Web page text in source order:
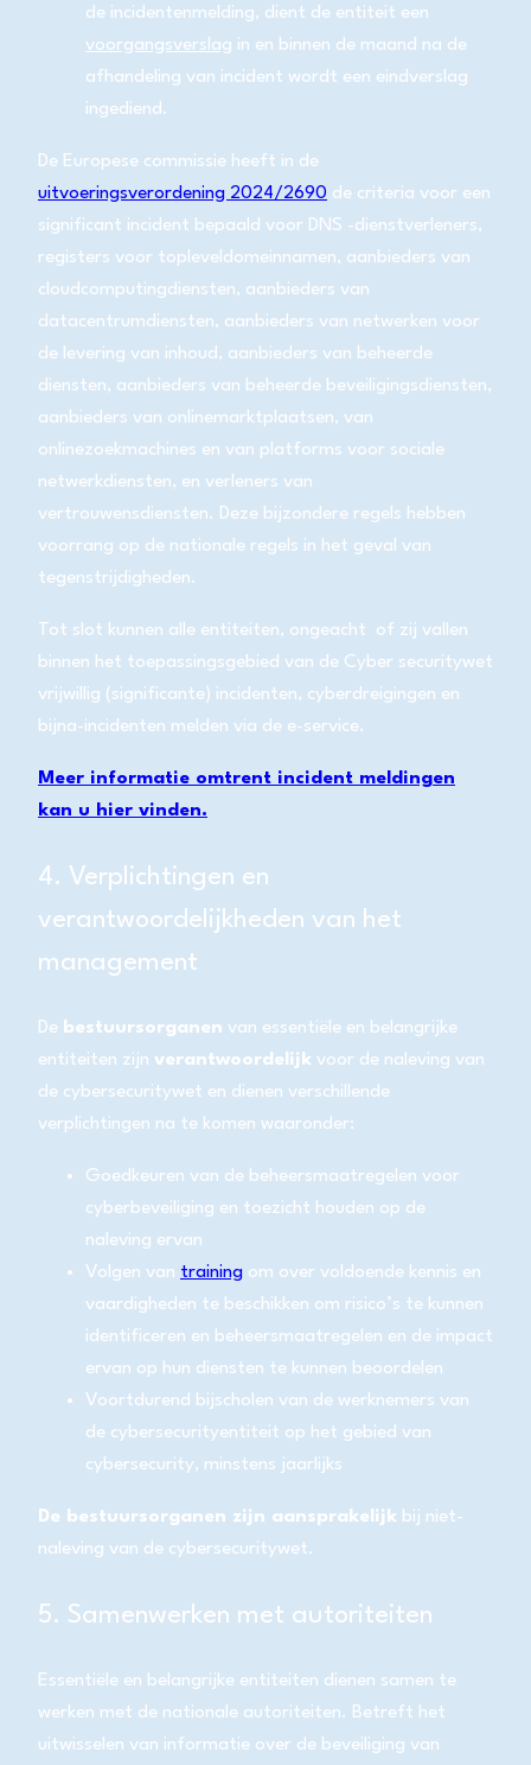
de incidentenmelding, dient de entiteit een
voorgangsverslag in en binnen de maand na de
afhandeling van incident wordt een eindverslag
ingediend.
De Europese commissie heeft in de
uitvoeringsverordening 2024/2690 de criteria voor een
significant incident bepaald voor DNS -dienstverleners,
registers voor topleveldomeinnamen, aanbieders van
cloudcomputingdiensten, aanbieders van
datacentrumdiensten, aanbieders van netwerken voor
de levering van inhoud, aanbieders van beheerde
diensten, aanbieders van beheerde beveiligingsdiensten,
aanbieders van onlinemarktplaatsen, van
onlinezoekmachines en van platforms voor sociale
netwerkdiensten, en verleners van
vertrouwensdiensten. Deze bijzondere regels hebben
voorrang op de nationale regels in het geval van
tegenstrijdigheden.
Tot slot kunnen alle entiteiten, ongeacht of zij vallen
binnen het toepassingsgebied van de Cyber securitywet
vrijwillig (significante) incidenten, cyberdreigingen en
bijna-incidenten melden via de e-service.
Meer informatie omtrent incident meldingen
kan u hier vinden.
4. Verplichtingen en
verantwoordelijkheden van het
management
De bestuursorganen van essentiële en belangrijke
entiteiten zijn verantwoordelijk voor de naleving van
de cybersecuritywet en dienen verschillende
verplichtingen na te komen waaronder:
Goedkeuren van de beheersmaatregelen voor
cyberbeveiliging en toezicht houden op de
naleving ervan
Volgen van training om over voldoende kennis en
vaardigheden te beschikken om risico’s te kunnen
identificeren en beheersmaatregelen en de impact
ervan op hun diensten te kunnen beoordelen
Voortdurend bijscholen van de werknemers van
de cybersecurityentiteit op het gebied van
cybersecurity, minstens jaarlijks
De bestuursorganen zijn aansprakelijk bij niet-
naleving van de cybersecuritywet.
5. Samenwerken met autoriteiten
Essentiële en belangrijke entiteiten dienen samen te
werken met de nationale autoriteiten. Betreft het
uitwisselen van informatie over de beveiliging van